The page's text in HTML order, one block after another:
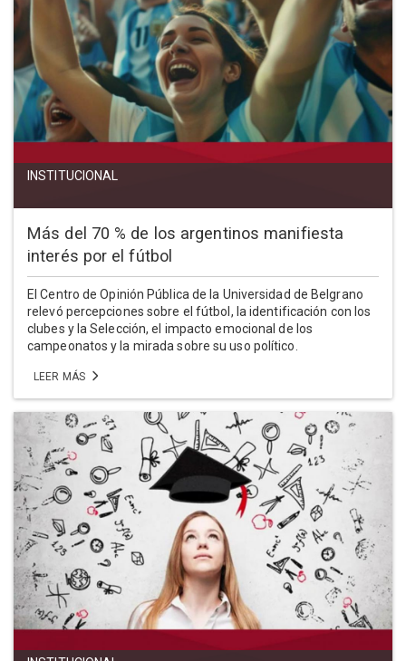
INSTITUCIONAL
Más del 70 % de los argentinos manifiesta
interés por el fútbol
El Centro de Opinión Pública de la Universidad de Belgrano
relevó percepciones sobre el fútbol, la identificación con los
clubes y la Selección, el impacto emocional de los
campeonatos y la mirada sobre su uso político.
LEER MÁS